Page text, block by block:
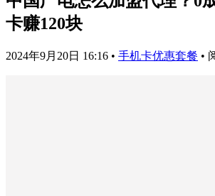
卡赚120块
2024年9月20日 16:16 • 手机卡优惠套餐 •